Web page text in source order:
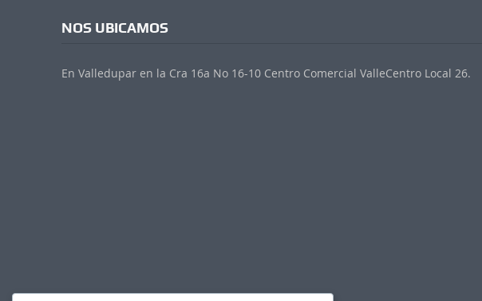
NOS UBICAMOS
En Valledupar en la Cra 16a No 16-10 Centro Comercial ValleCentro Local 26.